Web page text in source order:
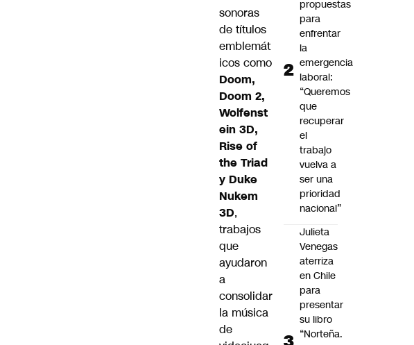
sonoras
de títulos
emblemát
icos como
Doom,
Doom 2,
Wolfenst
ein 3D,
Rise of
the Triad
y Duke
Nukem
3D,
trabajos
que
ayudaron
a
consolidar
la música
de
propuestas
para
enfrentar
la
emergencia
laboral:
“Queremos
que
recuperar
el
trabajo
vuelva a
ser una
prioridad
nacional”
Julieta
Venegas
aterriza
en Chile
para
presentar
su libro
“Norteña.